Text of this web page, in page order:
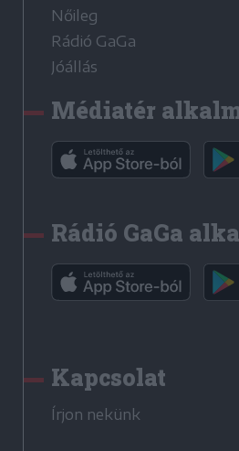
Nőileg
Rádió GaGa
Jóállás
Médiatér
Rádió GaGa
Kapcsolat
Írjon nekünk